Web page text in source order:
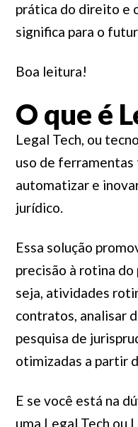
prática do direito e
significa para o
Boa leitura!
O que é
Legal Tech, ou
uso de
automatizar e
jurídico.
Essa solução
precisão à rotina
seja, atividades
contratos, analisar
pesquisa de
otimizadas a partir
E se você está na
uma Legal Tech ou